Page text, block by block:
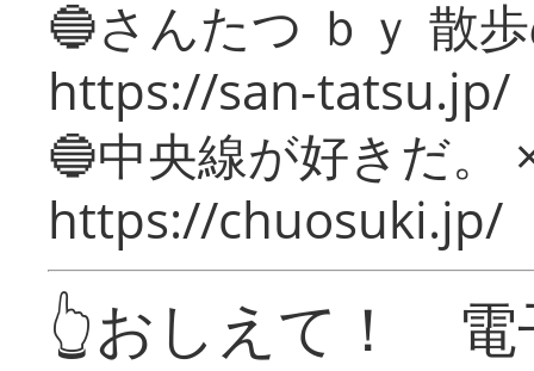
🔵さんたつ ｂｙ 散
https://san-tatsu.jp/
🔵中央線が好きだ。
https://chuosuki.jp/
👆おしえて！ 電